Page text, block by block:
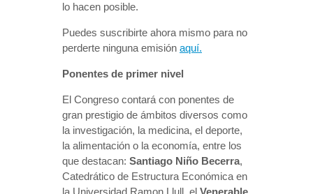
lo hacen posible.
Puedes suscribirte ahora mismo para no
perderte ninguna emisión aquí.
Ponentes de primer nivel
El Congreso contará con ponentes de
gran prestigio de ámbitos diversos como
la investigación, la medicina, el deporte,
la alimentación o la economía, entre los
que destacan: Santiago Niño Becerra,
Catedrático de Estructura Económica en